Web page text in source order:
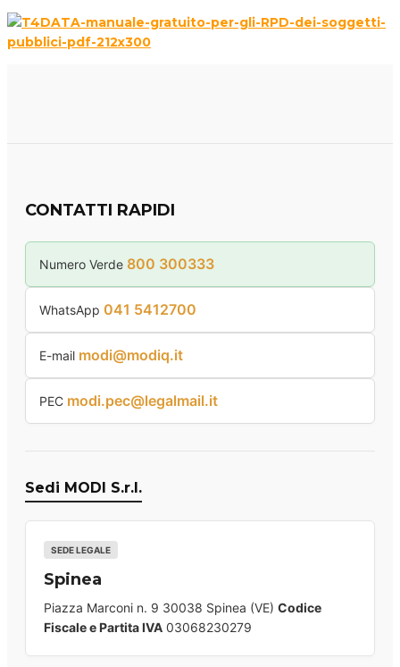
CONTATTI RAPIDI
Numero Verde 800 300333
WhatsApp 041 5412700
E-mail modi@modiq.it
PEC modi.pec@legalmail.it
Sedi MODI S.r.l.
SEDE LEGALE
Spinea
Piazza Marconi n. 9 30038 Spinea (VE) Codice
Fiscale e Partita IVA 03068230279